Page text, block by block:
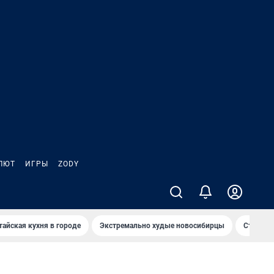
ИГРЫ ZODY
кухня в городе Экстремально худые новосибирцы Старт